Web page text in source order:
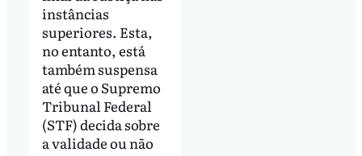
instâncias
superiores. Esta,
no entanto, está
também suspensa
até que o Supremo
Tribunal Federal
(STF) decida sobre
a validade ou não